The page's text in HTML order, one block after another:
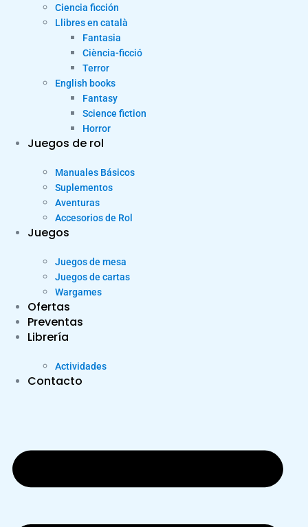
Ciencia ficción
Llibres en català
Fantasia
Ciència-ficció
Terror
English books
Fantasy
Science fiction
Horror
Juegos de rol
Manuales Básicos
Suplementos
Aventuras
Accesorios de Rol
Juegos
Juegos de mesa
Juegos de cartas
Wargames
Ofertas
Preventas
Librería
Actividades
Contacto